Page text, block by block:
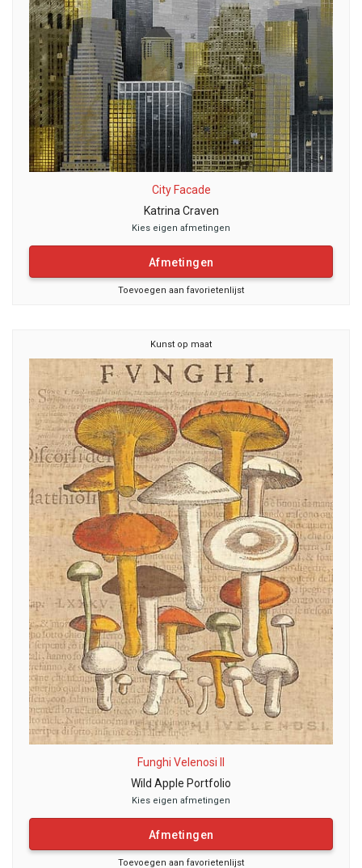
City Facade
Katrina Craven
Kies eigen afmetingen
Afmetingen
Toevoegen aan favorietenlijst
Kunst op maat
Funghi Velenosi II
Wild Apple Portfolio
Kies eigen afmetingen
Afmetingen
Toevoegen aan favorietenlijst